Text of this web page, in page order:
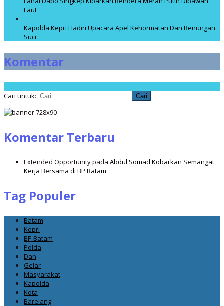
Laut
Kapolda Kepri Hadiri Upacara Apel Kehormatan Dan Renungan
Suci
Komentar
Cari untuk:
Komentar Terbaru
Extended Opportunitypada Abdul Somad Kobarkan Semangat
Kerja Bersama di BP Batam
Tag Populer
Batam
Kepri
BP Batam
Polda
Dan
Gelar
Masyarakat
Kapolda
Kota
Barelang